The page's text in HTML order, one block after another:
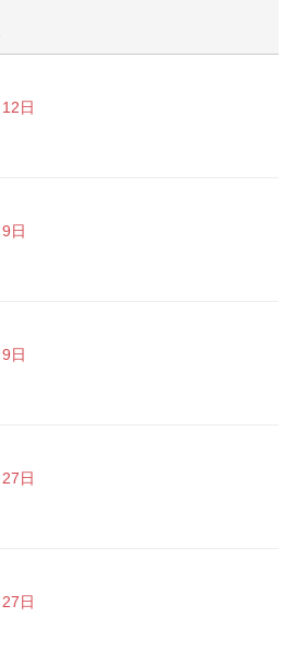
日
日
日
日
日